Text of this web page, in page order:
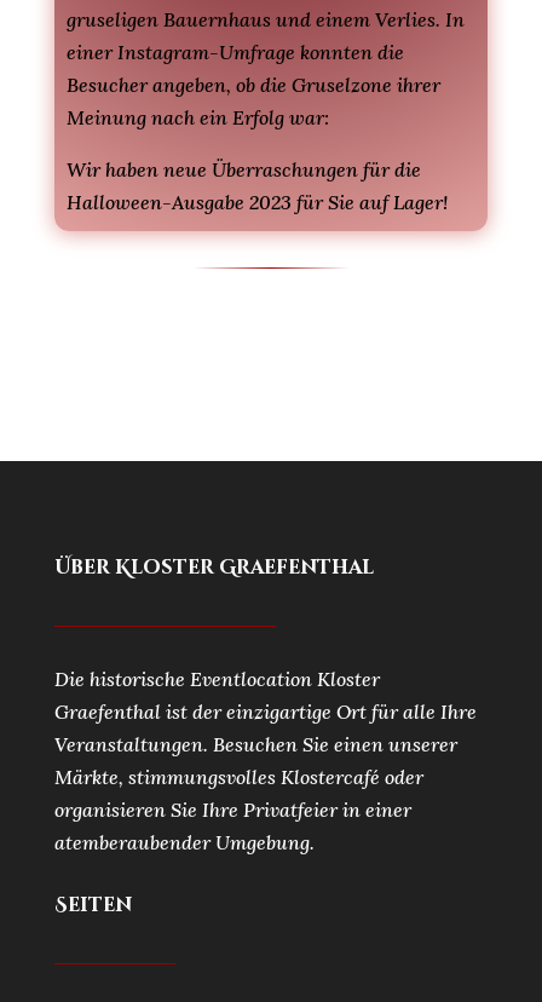
gruseligen Bauernhaus und einem Verlies. In
einer Instagram-Umfrage konnten die
Besucher angeben, ob die Gruselzone ihrer
Meinung nach ein Erfolg war:
Wir haben neue Überraschungen für die
Halloween-Ausgabe 2023 für Sie auf Lager!
Über Kloster Graefenthal
Die historische Eventlocation Kloster
Graefenthal ist der einzigartige Ort für alle Ihre
Veranstaltungen. Besuchen Sie einen unserer
Märkte, stimmungsvolles Klostercafé oder
organisieren Sie Ihre Privatfeier in einer
atemberaubender Umgebung.
Seiten